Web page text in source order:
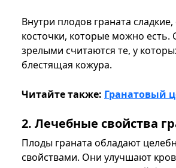
Внутри плодов граната
косточки, которые можно
зрелыми считаются те, у
блестящая кожура.
Читайте также: Гранатовый
2. Лечебные свойства
Плоды граната обладают
свойствами. Они улучшают